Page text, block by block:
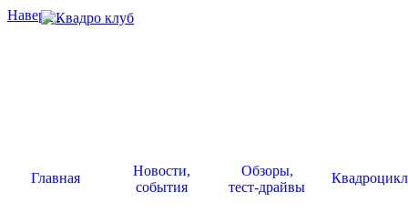
Наверх .
Главная
Новости,
события
Обзоры,
тест-драйвы